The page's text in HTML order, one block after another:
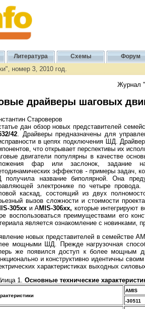
Литература Схемы Форум
номер 3, 2010 год.
Журнал
драйверы шаговых
Староверов
дан обзор новых представителей
42. Драйверы предназначены для
в цепях подключения ШД.
что открывает перспективы их
двигатели популярны в качестве
фар или заслонок, задание
эффектов - примеры задач,
получила название биполярной. Она
электронике по четыре
каскад, состоящий из двух
вызов сложности и стоимости
305xx и AMIS-306xx, которые интегрируют
воспользоваться преимуществами его
является ознакомление с новинками,
новых представителей в семействе
мощными ШД. Прежде нагрузочная
же появился доступ к более мощным
и конструктивно идентичны
характеристиках выходных
1. Основные технические
AMIS
-30511